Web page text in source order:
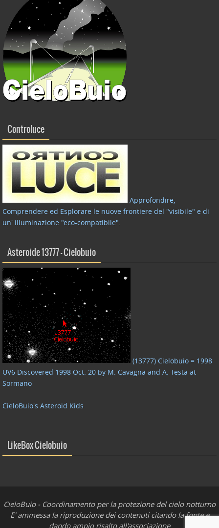
Controluce
Approfondire,
Comprendere ed Esplorare le nuove frontiere del "visibile" e di
un' illuminazione "eco-compatibile".
Asteroide 13777 – Cielobuio
(13777) Cielobuio = 1998
UV6 Discovered 1998 Oct. 20 by M. Cavagna and A. Testa at
Sormano
CieloBuio's Asteroid Kids
LikeBox Cielobuio
CieloBuio - Coordinamento per la protezione del cielo notturno
E' ammessa la riproduzione dei contenuti citando la fonte e
dando ampio risalto all'associazione